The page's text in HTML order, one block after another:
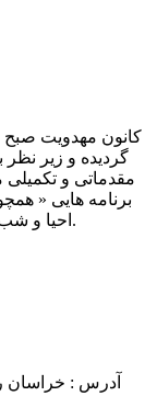
گردیده و زیر
مقدماتی و
برنامه هایی «
احیا و شب زنده داری مهدوی» توفیق خدمت داشته است.